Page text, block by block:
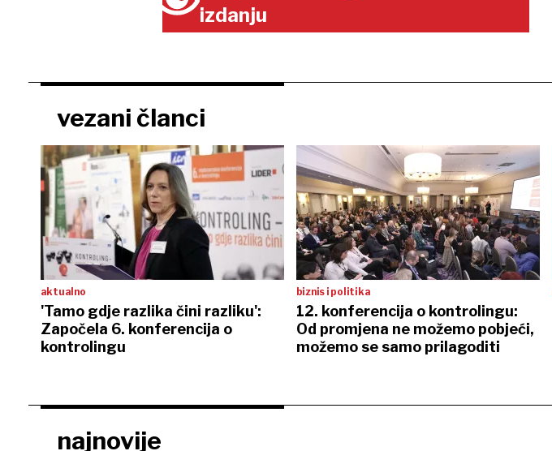
izdanju
vezani članci
aktualno
'Tamo gdje razlika čini razliku':
Započela 6. konferencija o
kontrolingu
biznis i politika
12. konferencija o kontrolingu:
Od promjena ne možemo pobjeći,
možemo se samo prilagoditi
najnovije